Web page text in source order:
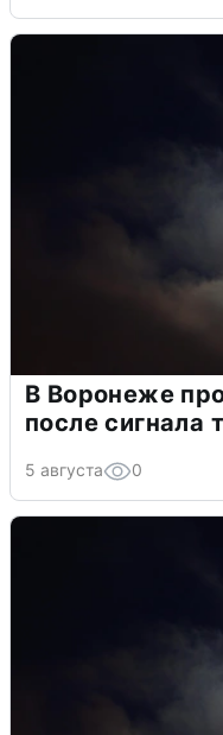
В Воронеже
после сигнала
5 августа 0